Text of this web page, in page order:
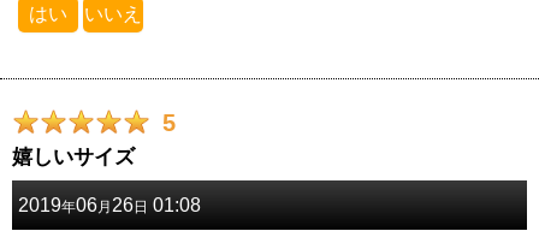
はい いいえ
5
嬉しいサイズ
2019年06月 26日 01:08